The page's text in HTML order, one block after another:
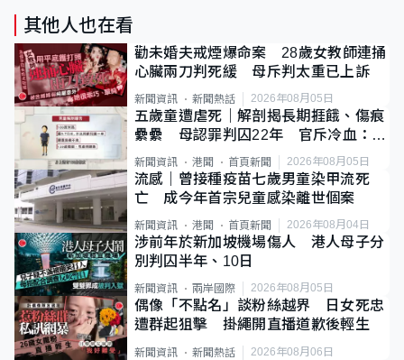
其他人也在看
勸未婚夫戒煙爆命案 28歲女教師連捅
心臟兩刀判死緩 母斥判太重已上訴
新聞資訊 新聞熱話 2026年08月05日
五歲童遭虐死｜解剖揭長期捱餓、傷痕
纍纍 母認罪判囚22年 官斥冷血：同
類案最惡劣
新聞資訊 港聞 首頁新聞 2026年08月05日
流感｜曾接種疫苗七歲男童染甲流死
亡 成今年首宗兒童感染離世個案
新聞資訊 港聞 首頁新聞 2026年08月04日
涉前年於新加坡機場傷人 港人母子分
別判囚半年、10日
新聞資訊 兩岸國際 2026年08月05日
偶像「不點名」談粉絲越界 日女死忠
遭群起狙擊 掛繩開直播道歉後輕生
新聞資訊 新聞熱話 2026年08月06日